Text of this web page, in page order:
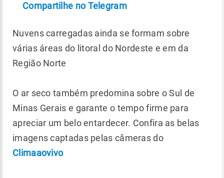
Compartilhe no Telegram
Nuvens carregadas ainda se formam sobre
várias áreas do litoral do Nordeste e em da
Região Norte
O ar seco também predomina sobre o Sul de
Minas Gerais e garante o tempo firme para
apreciar um belo entardecer. Confira as belas
imagens captadas pelas câmeras do
Climaaovivo